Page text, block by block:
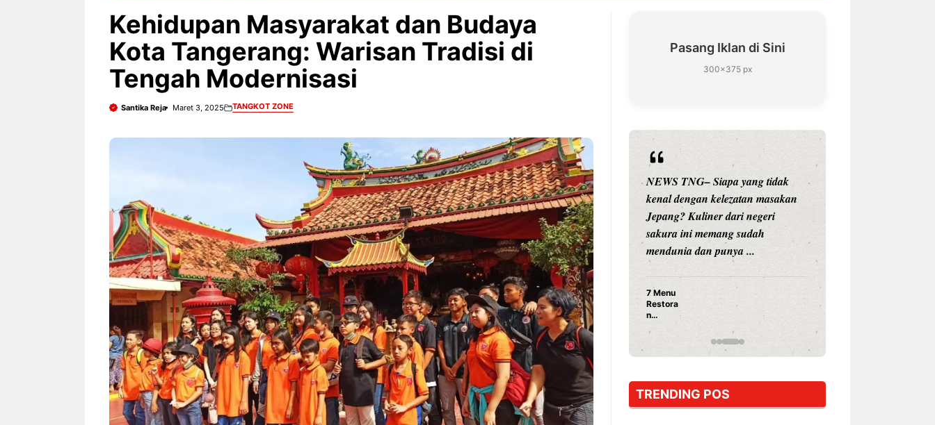
Kehidupan Masyarakat dan Budaya
Kota Tangerang: Warisan Tradisi di
Tengah Modernisasi
Santika Reja Maret 3, 2025 TANGKOT ZONE
Pasang Iklan di Sini
300×375 px
nama besar di dunia hiburan,
Nunung Srimulat dan Vicky
Prasetyo, kini merambah dunia
kuliner dengan ...
Nunung Srimulat & Vicky
Prasetyo Buka Restoran
Ayam Panggang! Cuma Rp
15 Ribu, Resep Rahasia
Mami Bikin Nagih!
NEWS TNG– Bandung –
Menyambut pergantian tahun
2026, restoran all you can eat
Kakkoii All You Can Eat Bandung
menghadirkan ...
Sambut 2026, Kakkoii
Bandung Hadirkan Pesta All
You Can Eat Mulai Rp
145.000
NEWS TNG– Pernah gak sih
kamu mulai ngerjain sesuatu cuma
buat iseng-iseng, eh ternyata malah
jadi peluang bisnis yang
menguntungkan? ...
Dari Iseng Jadi Cuan: Kisah
TUM_ATUL yang Ubah
Hampers Jadi Bisnis Kece
NEWS TNG– Siapa yang tidak
kenal dengan kelezatan masakan
Jepang? Kuliner dari negeri
sakura ini memang sudah
mendunia dan punya ...
7 Menu
Restora
n
yang
Dicoba,
Cuma
Sushi!
TRENDING POS